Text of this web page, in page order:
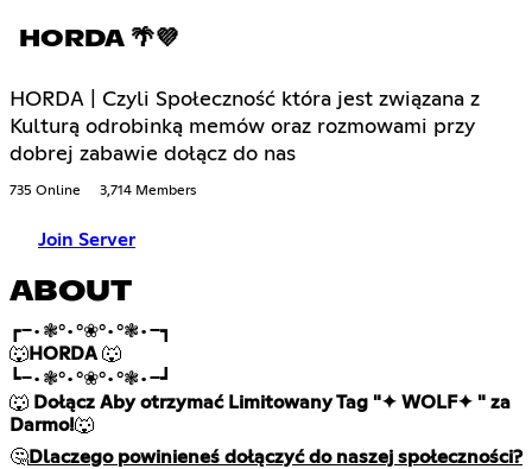
HORDA 🌴💜
HORDA | Czyli Społeczność która jest związana z
Kulturą odrobinką memów oraz rozmowami przy
dobrej zabawie dołącz do nas
735 Online 3,714 Members
Join Server
ABOUT
┏━•❃°•°❀°•°❃•━┓
🐺 HORDA🐺
┗━•❃°•°❀°•°❃•━┛
🐺 Dołącz Aby otrzymać Limitowany Tag "✦ WOLF✦ " za
Darmo!🐺
🤔 Dlaczego powinieneś dołączyć do naszej społeczności?